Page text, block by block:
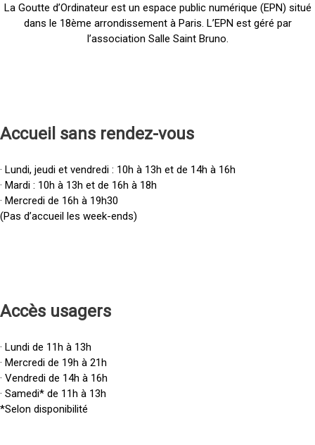
La Goutte d’Ordinateur est un espace public numérique (EPN) situé
dans le 18ème arrondissement à Paris. L’EPN est géré par
l’association Salle Saint Bruno.
Accueil sans rendez-vous
· Lundi, jeudi et vendredi : 10h à 13h et de 14h à 16h
· Mardi : 10h à 13h et de 16h à 18h
· Mercredi de 16h à 19h30
(Pas d’accueil les week-ends)
Accès usagers
· Lundi de 11h à 13h
· Mercredi de 19h à 21h
· Vendredi de 14h à 16h
· Samedi* de 11h à 13h
*Selon disponibilité